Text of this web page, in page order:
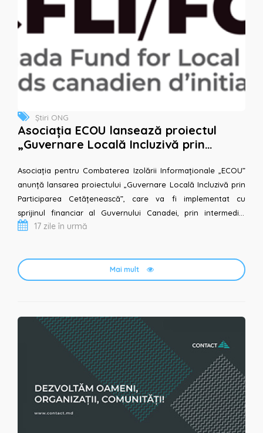
Știri ONG
Asociația ECOU lansează proiectul
„Guvernare Locală Incluzivă prin
sprijinul financiar al...
Asociația pentru Combaterea Izolării Informaționale „ECOU”
anunță lansarea proiectului „Guvernare Locală Incluzivă prin
Participarea Cetățenească”, care va fi implementat cu
sprijinul financiar al Guvernului Canadei, prin intermediul
Fondului Canadian pentru Inițiative Locale...
17 zile în urmă
Mai mult